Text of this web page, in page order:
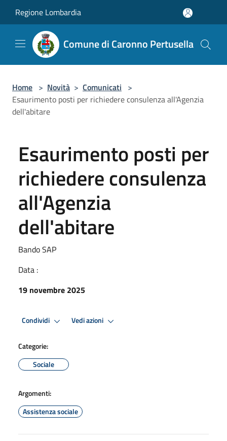
Regione Lombardia
Comune di Caronno Pertusella
Home > Novità > Comunicati >
Esaurimento posti per richiedere consulenza all'Agenzia
dell'abitare
Esaurimento posti per
richiedere consulenza
all'Agenzia
dell'abitare
Bando SAP
Data :
19 novembre 2025
Condividi Vedi azioni
Categorie:
Sociale
Argomenti:
Assistenza sociale